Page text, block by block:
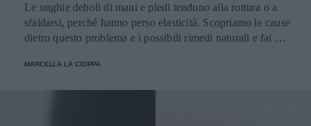
Le unghie deboli di mani e piedi tendono alla rottura o a
sfaldarsi, perché hanno perso elasticità. Scopriamo le cause
dietro questo problema e i possibili rimedi naturali e fai da
MARCELLA LA CIOPPA